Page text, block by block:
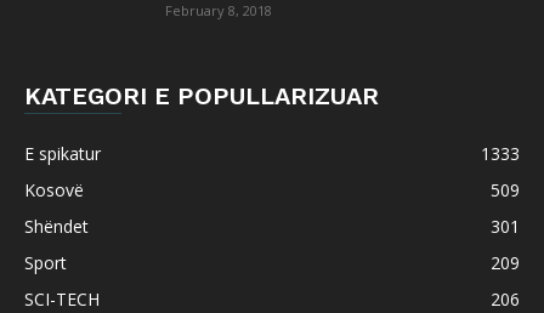
February 8, 2018
KATEGORI E POPULLARIZUAR
E spikatur
1333
Kosovë
509
Shëndet
301
Sport
209
SCI-TECH
206